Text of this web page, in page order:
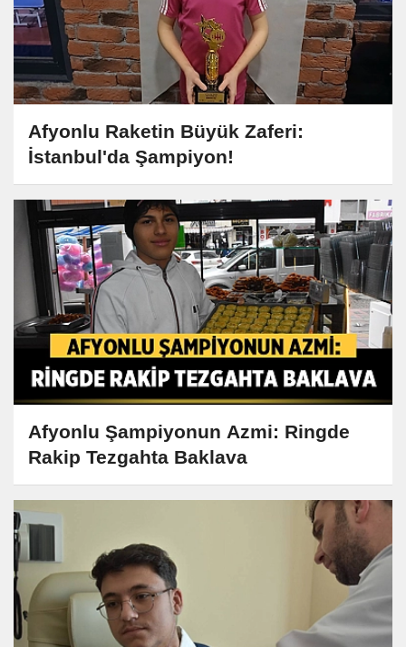
Afyonlu Raketin Büyük Zaferi:
İstanbul'da Şampiyon!
Afyonlu Şampiyonun Azmi: Ringde
Rakip Tezgahta Baklava